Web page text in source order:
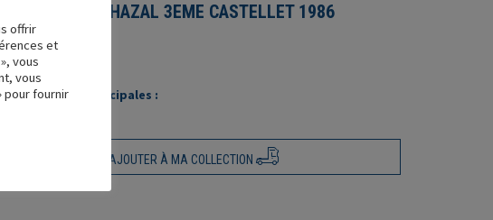
R310 CHAZAL 3EME CASTELLET 1986
: 110547
de stock
principales :
AJOUTER À MA COLLECTION
offrir
et
vous
vous
pour fournir